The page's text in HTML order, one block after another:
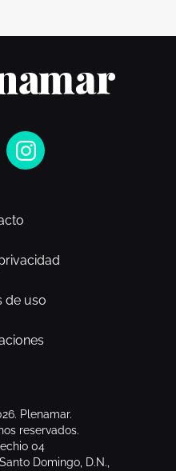
de uso
Plenamar.
reservados.
04
Domingo, D.N.,